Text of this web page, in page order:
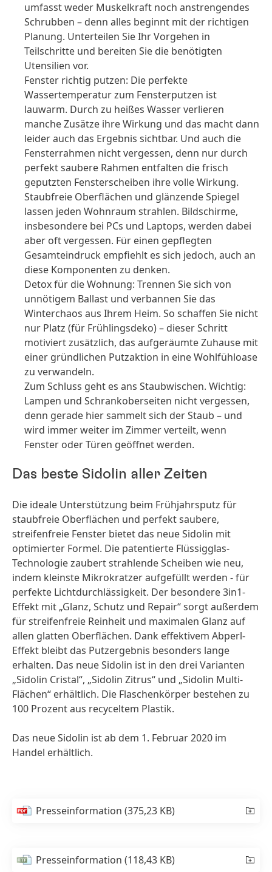
umfasst weder Muskelkraft noch anstrengendes
Schrubben – denn alles beginnt mit der richtigen
Planung. Unterteilen Sie Ihr Vorgehen in
Teilschritte und bereiten Sie die benötigten
Utensilien vor.
Fenster richtig putzen: Die perfekte
Wassertemperatur zum Fensterputzen ist
lauwarm. Durch zu heißes Wasser verlieren
manche Zusätze ihre Wirkung und das macht dann
leider auch das Ergebnis sichtbar. Und auch die
Fensterrahmen nicht vergessen, denn nur durch
perfekt saubere Rahmen entfalten die frisch
geputzten Fensterscheiben ihre volle Wirkung.
Staubfreie Oberflächen und glänzende Spiegel
lassen jeden Wohnraum strahlen. Bildschirme,
insbesondere bei PCs und Laptops, werden dabei
aber oft vergessen. Für einen gepflegten
Gesamteindruck empfiehlt es sich jedoch, auch an
diese Komponenten zu denken.
Detox für die Wohnung: Trennen Sie sich von
unnötigem Ballast und verbannen Sie das
Winterchaos aus Ihrem Heim. So schaffen Sie nicht
nur Platz (für Frühlingsdeko) – dieser Schritt
motiviert zusätzlich, das aufgeräumte Zuhause mit
einer gründlichen Putzaktion in eine Wohlfühloase
zu verwandeln.
Zum Schluss geht es ans Staubwischen. Wichtig:
Lampen und Schrankoberseiten nicht vergessen,
denn gerade hier sammelt sich der Staub – und
wird immer weiter im Zimmer verteilt, wenn
Fenster oder Türen geöffnet werden.
Das beste Sidolin aller Zeiten
Die ideale Unterstützung beim Frühjahrsputz für
staubfreie Oberflächen und perfekt saubere,
streifenfreie Fenster bietet das neue Sidolin mit
optimierter Formel. Die patentierte Flüssigglas-
Technologie zaubert strahlende Scheiben wie neu,
indem kleinste Mikrokratzer aufgefüllt werden - für
perfekte Lichtdurchlässigkeit. Der besondere 3in1-
Effekt mit „Glanz, Schutz und Repair“ sorgt außerdem
für streifenfreie Reinheit und maximalen Glanz auf
allen glatten Oberflächen. Dank effektivem Abperl-
Effekt bleibt das Putzergebnis besonders lange
erhalten. Das neue Sidolin ist in den drei Varianten
„Sidolin Cristal“, „Sidolin Zitrus“ und „Sidolin Multi-
Flächen“ erhältlich. Die Flaschenkörper bestehen zu
100 Prozent aus recyceltem Plastik.
Das neue Sidolin ist ab dem 1. Februar 2020 im
Handel erhältlich.
Presseinformation(375,23 KB)
Presseinformation(118,43 KB)